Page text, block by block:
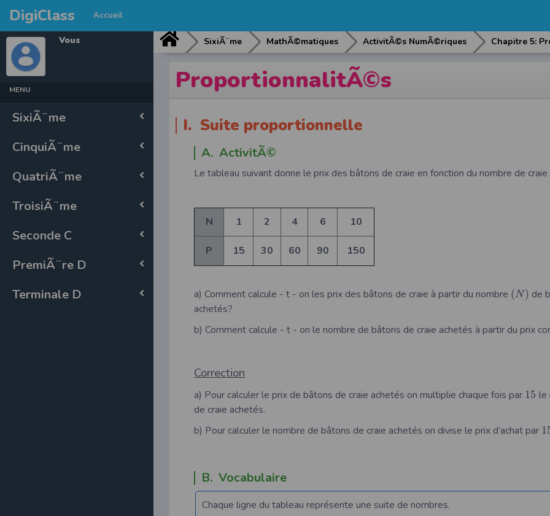
DigiClass Accueil
Vous
MENU
SixiÃ¨me
CinquiÃ¨me
QuatriÃ¨me
TroisiÃ¨me
Seconde C
PremiÃ¨re D
Terminale D
SixiÃ¨me MathÃ©matiques ActivitÃ©s NumÃ©riques
ProportionnalitÃ©s
I. Suite proportionnelle
A. ActivitÃ©
Le tableau suivant donne le prix des bâtons de craie en fonction du nombre de
N 1 2 4 6 10
P 15 30 60 90 150
a) Comment calcule - t - on les prix des bâtons de craie à partir du nombre (N) de
achetés?
b) Comment calcule - t - on le nombre de bâtons de craie achetés à partir du prix
Correction
a) Pour calculer le prix de bâtons de craie achetés on multiplie chaque fois par 15 le
de craie achetés.
b) Pour calculer le nombre de bâtons de craie achetés on divise le prix d’achat par
B. Vocabulaire
Chaque ligne du tableau représente une suite de nombres.